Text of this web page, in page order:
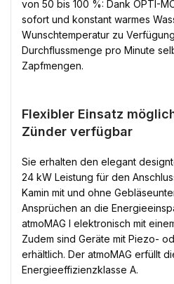
von 50 bis 100 %: Dank OPTI-
sofort und konstant warmes
Wunschtemperatur zu
Durchflussmenge pro Minute
Zapfmengen.
Flexibler Einsatz
Zünder verfügbar
Sie erhalten den elegant
24 kW Leistung für den
Kamin mit und ohne
Ansprüchen an die
atmoMAG I elektronisch mit
Zudem sind Geräte mit Piezo-
erhältlich. Der atmoMAG erfüllt
Energieeffizienzklasse A.